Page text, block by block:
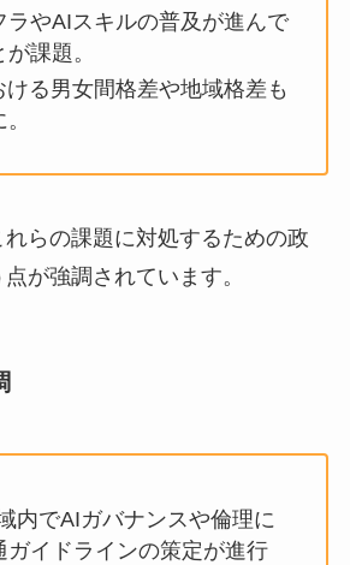
ラやAIスキルの普及が進んで
課題。
る男女間格差や地域格差も
らの課題に対処するための政
が強調されています。
内でAIガバナンスや倫理に
ガイドラインの策定が進行